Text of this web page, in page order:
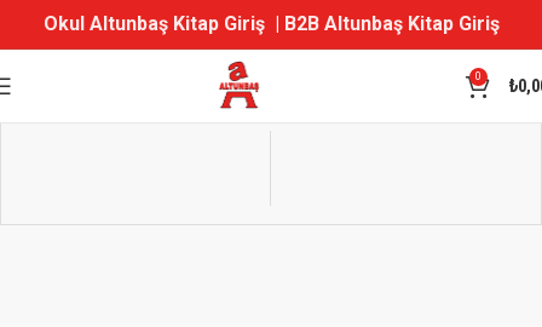
Okul Altunbaş Kitap Giriş| B2B Altunbaş Kitap Giriş
0 ₺